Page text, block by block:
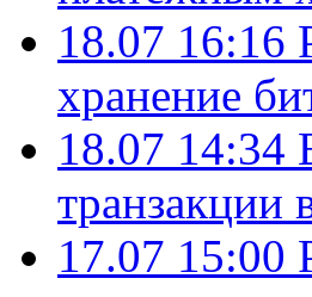
18.07 16:16
хранение
18.07 14:34
транзакции
17.07 15:00